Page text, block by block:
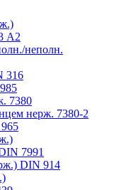
А2
неполн.
316
7380
нерж. 7380-2
7991
DIN 914